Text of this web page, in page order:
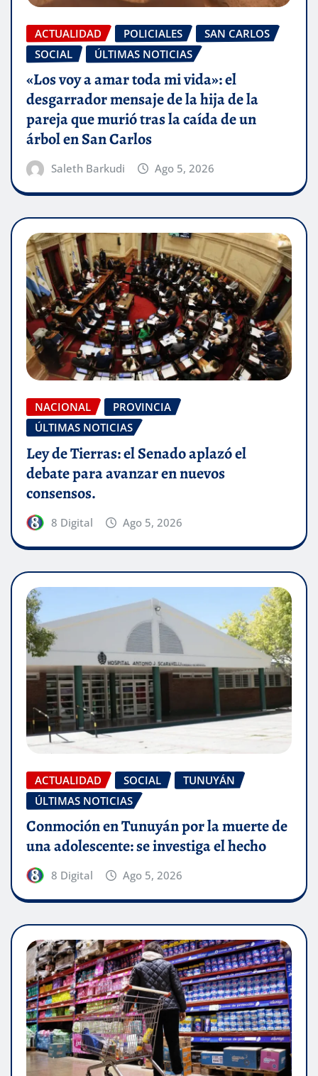
ACTUALIDAD POLICIALES
SAN CARLOS
SOCIAL
ÚLTIMAS NOTICIAS
«Los voy a amar toda mi vida»: el
desgarrador mensaje de la hija de la
pareja que murió tras la caída de un
árbol en San Carlos
Saleth Barkudi Ago 5, 2026
NACIONAL
PROVINCIA
ÚLTIMAS NOTICIAS
Ley de Tierras: el Senado aplazó el
debate para avanzar en nuevos
consensos.
8 Digital Ago 5, 2026
ACTUALIDAD SOCIAL
TUNUYÁN
ÚLTIMAS NOTICIAS
Conmoción en Tunuyán por la muerte de
una adolescente: se investiga el hecho
8 Digital Ago 5, 2026